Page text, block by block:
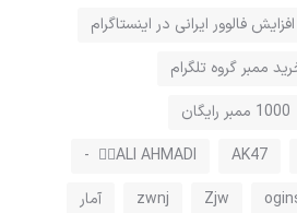
1000 ممبر رایگان
AK47
ALI AHMADI ⃝⃘ -
Zjw
zwnj
آمار